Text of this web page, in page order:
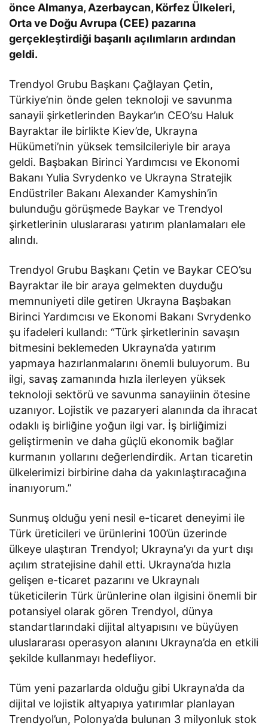
önce Almanya, Azerbaycan, Körfez Ülkeleri,
Orta ve Doğu Avrupa (CEE) pazarına
gerçekleştirdiği başarılı açılımların ardından
geldi.
Trendyol Grubu Başkanı Çağlayan Çetin,
Türkiye’nin önde gelen teknoloji ve savunma
sanayii şirketlerinden Baykar’ın CEO’su Haluk
Bayraktar ile birlikte Kiev’de, Ukrayna
Hükümeti’nin yüksek temsilcileriyle bir araya
geldi. Başbakan Birinci Yardımcısı ve Ekonomi
Bakanı Yulia Svrydenko ve Ukrayna Stratejik
Endüstriler Bakanı Alexander Kamyshin’in
bulunduğu görüşmede Baykar ve Trendyol
şirketlerinin uluslararası yatırım planlamaları ele
alındı.
Trendyol Grubu Başkanı Çetin ve Baykar CEO’su
Bayraktar ile bir araya gelmekten duyduğu
memnuniyeti dile getiren Ukrayna Başbakan
Birinci Yardımcısı ve Ekonomi Bakanı Svrydenko
şu ifadeleri kullandı: “Türk şirketlerinin savaşın
bitmesini beklemeden Ukrayna’da yatırım
yapmaya hazırlanmalarını önemli buluyorum. Bu
ilgi, savaş zamanında hızla ilerleyen yüksek
teknoloji sektörü ve savunma sanayiinin ötesine
uzanıyor. Lojistik ve pazaryeri alanında da ihracat
odaklı iş birliğine yoğun ilgi var. İş birliğimizi
geliştirmenin ve daha güçlü ekonomik bağlar
kurmanın yollarını değerlendirdik. Artan ticaretin
ülkelerimizi birbirine daha da yakınlaştıracağına
inanıyorum.”
Sunmuş olduğu yeni nesil e-ticaret deneyimi ile
Türk üreticileri ve ürünlerini 100’ün üzerinde
ülkeye ulaştıran Trendyol; Ukrayna’yı da yurt dışı
açılım stratejisine dahil etti. Ukrayna’da hızla
gelişen e-ticaret pazarını ve Ukraynalı
tüketicilerin Türk ürünlerine olan ilgisini önemli bir
potansiyel olarak gören Trendyol, dünya
standartlarındaki dijital altyapısını ve büyüyen
uluslararası operasyon alanını Ukrayna’da en etkili
şekilde kullanmayı hedefliyor.
Tüm yeni pazarlarda olduğu gibi Ukrayna’da da
dijital ve lojistik altyapıya yatırımlar planlayan
Trendyol’un, Polonya’da bulunan 3 milyonluk stok